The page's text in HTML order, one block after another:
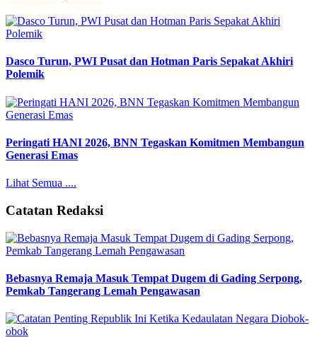
Dasco Turun, PWI Pusat dan Hotman Paris Sepakat Akhiri
Polemik
Peringati HANI 2026, BNN Tegaskan Komitmen Membangun
Generasi Emas
Lihat Semua ....
Catatan Redaksi
Bebasnya Remaja Masuk Tempat Dugem di Gading Serpong,
Pemkab Tangerang Lemah Pengawasan